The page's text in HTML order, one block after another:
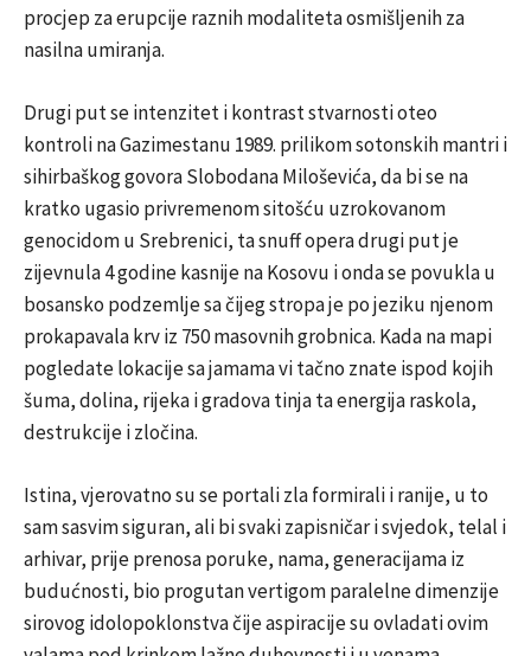
procjep za erupcije raznih modaliteta osmišljenih za
nasilna umiranja.
Drugi put se intenzitet i kontrast stvarnosti oteo
kontroli na Gazimestanu 1989. prilikom sotonskih mantri i
sihirbaškog govora Slobodana Miloševića, da bi se na
kratko ugasio privremenom sitošću uzrokovanom
genocidom u Srebrenici, ta snuff opera drugi put je
zijevnula 4 godine kasnije na Kosovu i onda se povukla u
bosansko podzemlje sa čijeg stropa je po jeziku njenom
prokapavala krv iz 750 masovnih grobnica. Kada na mapi
pogledate lokacije sa jamama vi tačno znate ispod kojih
šuma, dolina, rijeka i gradova tinja ta energija raskola,
destrukcije i zločina.
Istina, vjerovatno su se portali zla formirali i ranije, u to
sam sasvim siguran, ali bi svaki zapisničar i svjedok, telal i
arhivar, prije prenosa poruke, nama, generacijama iz
budućnosti, bio progutan vertigom paralelne dimenzije
sirovog idolopoklonstva čije aspiracije su ovladati ovim